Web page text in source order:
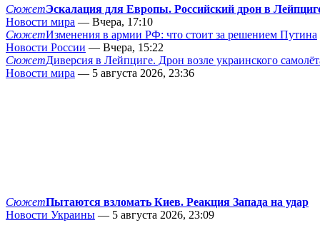
СюжетЭскалация для Европы. Российский дрон в
Новости мира — Вчера, 17:10
СюжетИзменения в армии РФ: что стоит за решением Путина
Новости России — Вчера, 15:22
СюжетДиверсия в Лейпциге. Дрон возле украинского
Новости мира — 5 августа 2026, 23:36
СюжетПытаются взломать Киев. Реакция Запада на удар
Новости Украины — 5 августа 2026, 23:09